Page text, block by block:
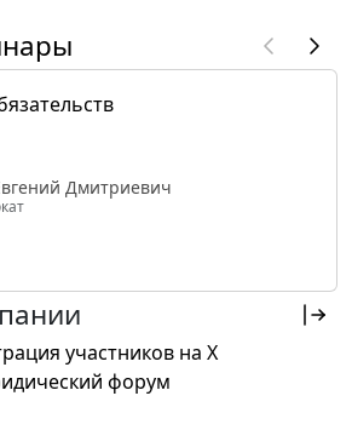
Дмитриевич
участников на X
форум